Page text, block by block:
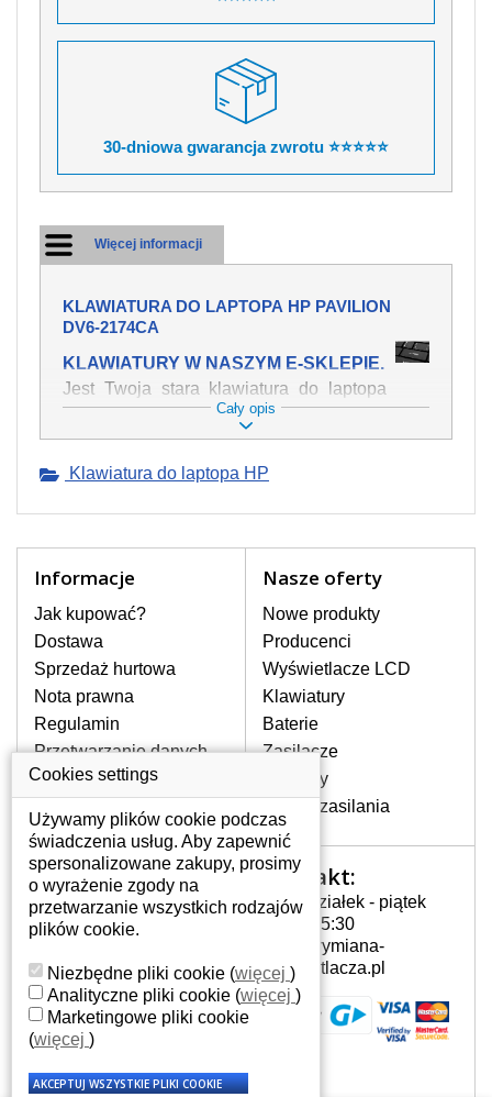
30-dniowa gwarancja zwrotu ⭐⭐⭐⭐⭐
Więcej informacji
KLAWIATURA DO LAPTOPA HP PAVILION
DV6-2174CA
KLAWIATURY W NASZYM E-SKLEPIE.
Jest Twoja stara klawiatura do laptopa
HP Pavilion dv6-2174ca mechanicznie
uszkodzona, polałeś ją płynem, który
swojej pozycji? Kup nową klawiaturę,
Oferujemy oryginalne klawiatury w
stronie internetowej ją znajdziesz za
pomocy wyszukiwarki. Wystarczy znać
model laptopa. Przy każdej klawiaturze
nie może brakować szczególowe zdjęcie
do aktualnego stanu naszego magazynu.
W JAKI SPOSÓB MOŻE SIĘ
PRZEJAWIAĆ USTERKA
Częstymi objawami są pomijanie liter
czy wyświetlanie innych liter oraz
dublowanie tych samych znaków. W
przypadku podlicia klawisze nie
powrócą do pierwotnej pozycji. Albo
też uszkodzenie mechaniczne, np.
JAK TO DZIAŁA?
Klawiatura składa się z kilku
warstw folii, z których przewodzą
przewodzące warstwy.
Cały opis
Klawiatura do laptopa HP
Informacje
Jak kupować?
Dostawa
Sprzedaż hurtowa
Nota prawna
Regulamin
Przetwarzanie danych
osobowych
Gdzie nas znajdziesz
Nasze oferty
Nowe produkty
Producenci
Wyświetlacze LCD
Klawiatury
Baterie
Zasilacze
Zawiasy
Złącza zasilania
Twoje konto
Twoje konto
Dane osobowe
Adresy
Historia zamówień
Kontakt:
Poniedziałek - piątek
7:00 - 15:30
info@wymiana-
wyswietlacza.pl
Cookies settings
Używamy plików cookie podczas
świadczenia usług. Aby zapewnić
spersonalizowane zakupy, prosimy
o wyrażenie zgody na
przetwarzanie wszystkich rodzajów
plików cookie.
Niezbędne pliki cookie (więcej )
Analityczne pliki cookie (więcej )
Marketingowe pliki cookie
(więcej )